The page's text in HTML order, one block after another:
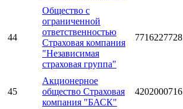
44
Общество с
ограниченной
ответственностью
Страховая компания
"Независимая
страховая группа"
7716227728
45
Акционерное
общество Страховая
компания "БАСК"
4202000716